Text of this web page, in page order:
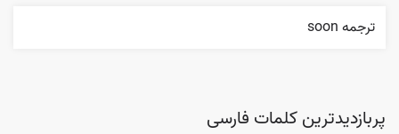
ترجمه soon
پربازدیدترین کلمات فارسی